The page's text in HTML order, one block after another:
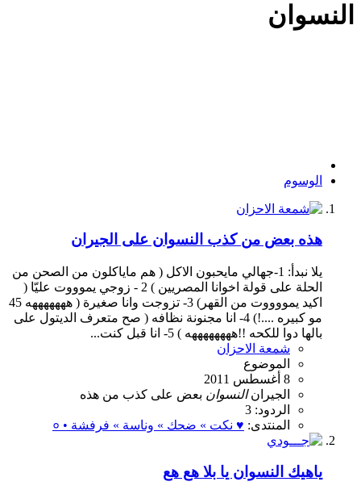
النسوان
الوسوم
هذه بعض من كذب النسوان على الجيران
يلا نبدأ: 1-جهالي مايحبون الاكل ( هم ماياكلون من الصحن من
الحلة على قولة اخوانا المصريين ) 2 - زوجي يموووت عليّا (
اكيد يمووووت من القهر) 3- تزوجت وانا صغيرة ( هههههههه 45
مو كبيره ....!) 4- انا مجنونة نظافه ( صح متعرف الديتول على
بالها دوا للكحه !!ههههههههه ) 5- انا قبل كنت...
شمعة الاحزان
الموضوع
8 أغسطس 2011
الجيرانالنسوان بعض على كذب من هذه
الردود: 3
المنتدى: ♥ نكت » ضحك » وناسة » فرفشة • ०
ياهيك النسوان يا بلا هع هع